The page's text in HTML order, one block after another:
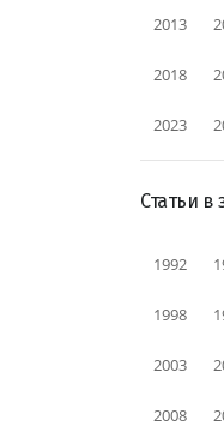
2013
2018
2023
Статьи в
1992
1998
2003
2008